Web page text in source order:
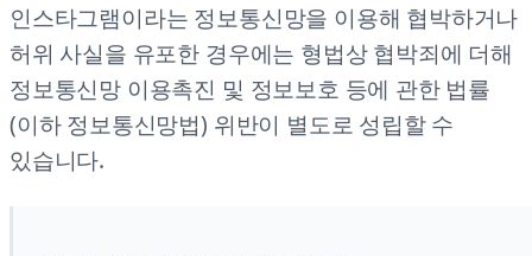
인스타그램이라는 정보통신망을 이용해 협박하거나
허위 사실을 유포한 경우에는 형법상 협박죄에 더해
정보통신망 이용촉진 및 정보보호 등에 관한 법률
(이하 정보통신망법) 위반이 별도로 성립할 수
있습니다.